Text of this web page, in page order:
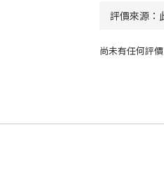
尚未有任何評價